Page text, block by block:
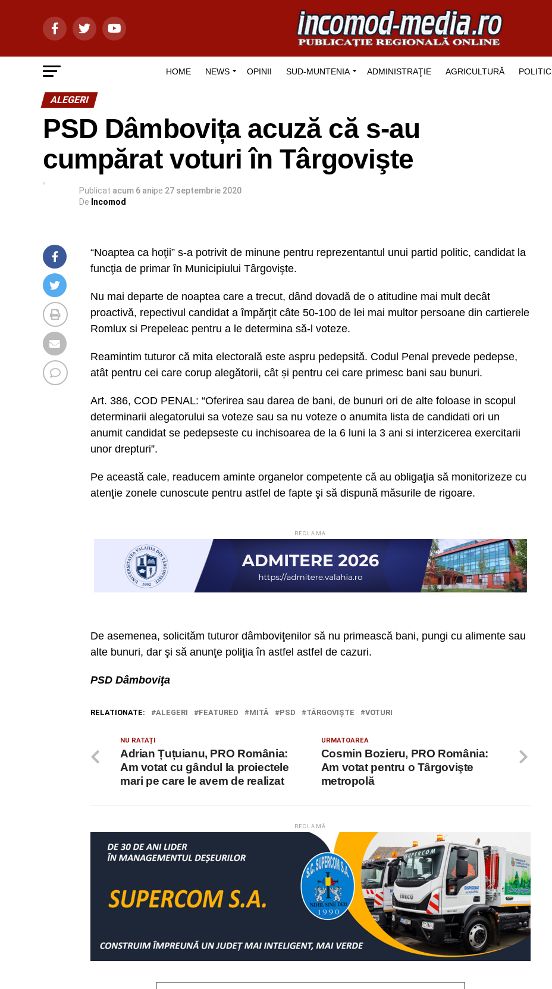
HOME NEWS OPINII SUD-MUNTENIA ADMINISTRAŢIE AGRICULTURĂ POLITIC
ALEGERI
PSD Dâmbovița acuză că s-au
cumpărat voturi în Târgovişte
Publicat acum 6 anipe 27 septembrie 2020
De Incomod
“Noaptea ca hoţii” s-a potrivit de minune pentru reprezentantul unui partid politic, candidat la
funcţia de primar în Municipiului Târgovişte.
Nu mai departe de noaptea care a trecut, dând dovadă de o atitudine mai mult decât
proactivă, repectivul candidat a împărţit câte 50-100 de lei mai multor persoane din cartierele
Romlux si Prepeleac pentru a le determina să-l voteze.
Reamintim tuturor că mita electorală este aspru pedepsită. Codul Penal prevede pedepse,
atât pentru cei care corup alegătorii, cât și pentru cei care primesc bani sau bunuri.
Art. 386, COD PENAL: “Oferirea sau darea de bani, de bunuri ori de alte foloase in scopul
determinarii alegatorului sa voteze sau sa nu voteze o anumita lista de candidati ori un
anumit candidat se pedepseste cu inchisoarea de la 6 luni la 3 ani si interzicerea exercitarii
unor drepturi”.
Pe această cale, readucem aminte organelor competente că au obligaţia să monitorizeze cu
atenţie zonele cunoscute pentru astfel de fapte şi să dispună măsurile de rigoare.
RECLAMA
De asemenea, solicităm tuturor dâmboviţenilor să nu primească bani, pungi cu alimente sau
alte bunuri, dar şi să anunţe poliţia în astfel astfel de cazuri.
PSD Dâmboviţa
RELATIONATE: ALEGERI FEATURED MITĂ PSD TÂRGOVIŞTE VOTURI
URMATOAREA
Cosmin Bozieru, PRO România:
Am votat pentru o Târgovişte
metropolă
NU RATAȚI
Adrian Țuțuianu, PRO România:
Am votat cu gândul la proiectele
mari pe care le avem de realizat
RECLAMĂ